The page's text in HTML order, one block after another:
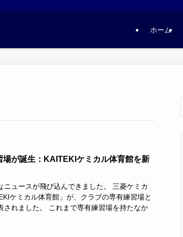
ホーム
が誕生：KAITEKIケミカル体育館を新
ュースが飛び込んできました。 三菱ケミカ
ケミカル体育館」が、クラブの専有練習場と
されました。 これまで専有練習場を持たなか